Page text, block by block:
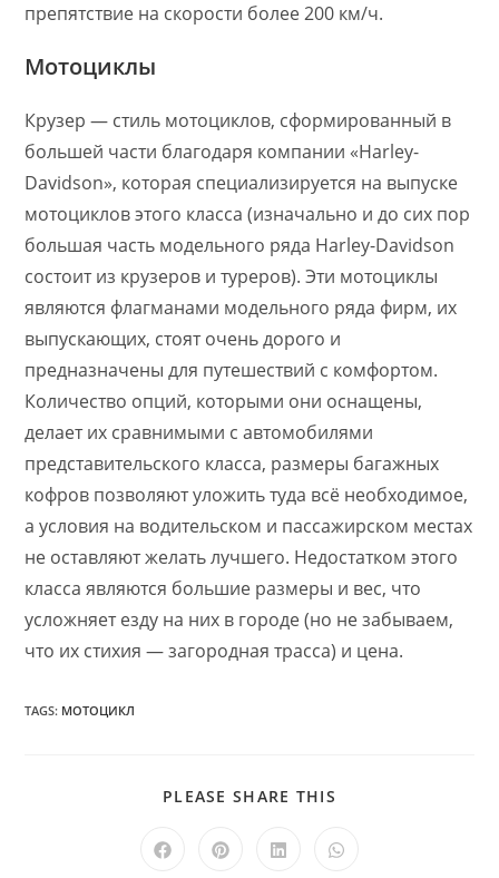
препятствие на скорости более 200 км/ч.
Мотоциклы
Крузер — стиль мотоциклов, сформированный в
большей части благодаря компании «Harley-
Davidson», которая специализируется на выпуске
мотоциклов этого класса (изначально и до сих пор
большая часть модельного ряда Harley-Davidson
состоит из крузеров и туреров). Эти мотоциклы
являются флагманами модельного ряда фирм, их
выпускающих, стоят очень дорого и
предназначены для путешествий с комфортом.
Количество опций, которыми они оснащены,
делает их сравнимыми с автомобилями
представительского класса, размеры багажных
кофров позволяют уложить туда всё необходимое,
а условия на водительском и пассажирском местах
не оставляют желать лучшего. Недостатком этого
класса являются большие размеры и вес, что
усложняет езду на них в городе (но не забываем,
что их стихия — загородная трасса) и цена.
TAGS: МОТОЦИКЛ
PLEASE SHARE THIS